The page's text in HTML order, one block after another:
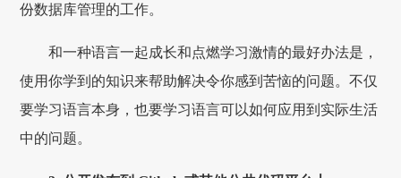
份数据库管理的工作。
和一种语言一起成长和点燃学习激情的最好办法是，
使用你学到的知识来帮助解决令你感到苦恼的问题。不仅
要学习语言本身，也要学习语言可以如何应用到实际生活
中的问题。